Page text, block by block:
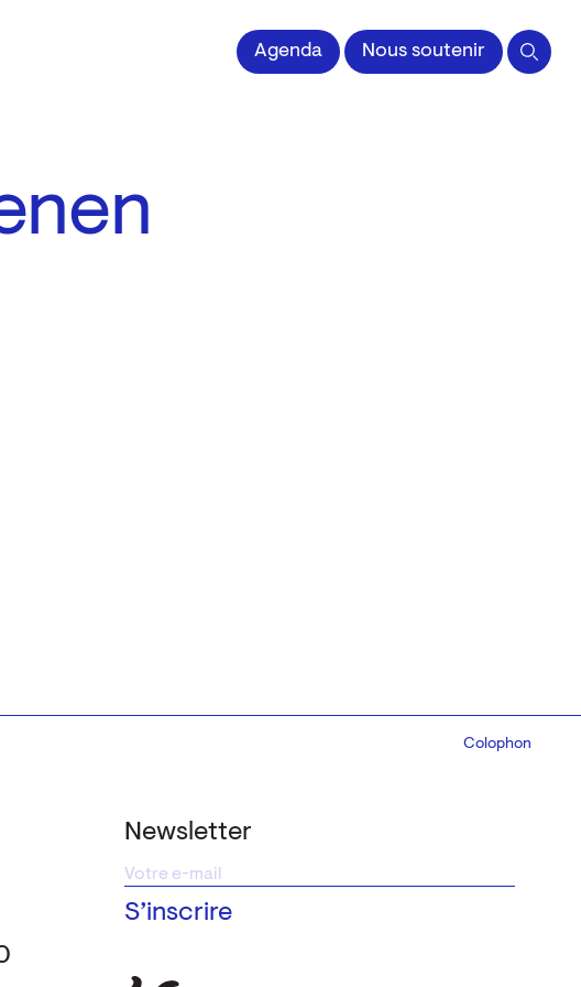
et de l'Image impriméeAgenda Nous soutenir
Newsletter
Colophon
Design:Marcel